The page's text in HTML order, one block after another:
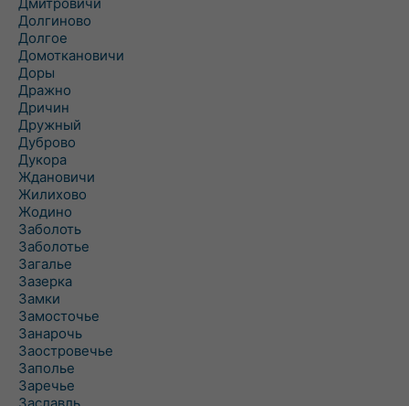
Долгиново
Долгое
Домоткановичи
Доры
Дражно
Дричин
Дружный
Дуброво
Дукора
Ждановичи
Жилихово
Жодино
Заболоть
Заболотье
Загалье
Зазерка
Замки
Замосточье
Занарочь
Заостровечье
Заполье
Заречье